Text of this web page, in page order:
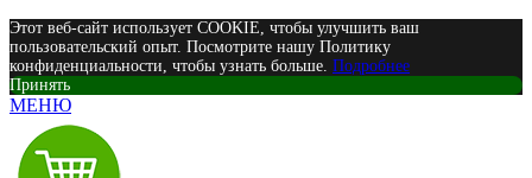
Этот веб-сайт использует COOKIE, чтобы улучшить ваш
пользовательский опыт. Посмотрите нашу Политику
конфиденциальности, чтобы узнать больше. Подробнее
Принять
МЕНЮ